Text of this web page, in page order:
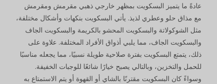
عادةً ما يتميز البسكويت بمظهر خارجي ذهبي مقرمش ومقرمش
مع مذاق حلو وعطري لذيذ. يأتي البسكويت بنكهات وأشكال مختلفة،
مثل الشوكولاتة والبسكويت المحشو بالكريمة والبسكويت الجاف
والبسكويت الجاف، مما يلبي أذواق الأفراد المختلفة. علاوة على
ذلك، يتمتع البسكويت بفترة صلاحية طويلة نسبيًا، مما يجعله مناسبًا
للحمل والتخزين، وبالتالي يصبح خيارًا شائعًا للوجبات الخفيفة.
وسواءً كان البسكويت مقترنًا بالشاي أو القهوة أو يتم الاستمتاع به